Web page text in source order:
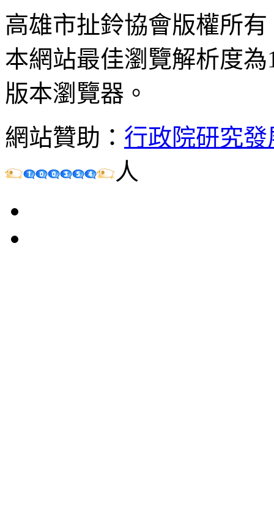
高雄市扯鈴協會版權所
本網站最佳瀏覽解析度
版本瀏覽器。
網站贊助： 行政院研究
人